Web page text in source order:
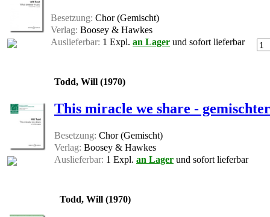
Besetzung: Chor (Gemischt)
Verlag: Boosey & Hawkes
Auslieferbar: 1 Expl. an Lager und sofort lieferbar
Todd, Will (1970)
This miracle we share -
Besetzung: Chor (Gemischt)
Verlag: Boosey & Hawkes
Auslieferbar: 1 Expl. an Lager und sofort lieferbar
Todd, Will (1970)